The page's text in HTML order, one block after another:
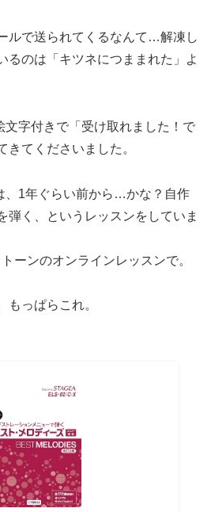
ルで送られてくるなんて…解凍し
るのは「キツネにつままれた」よ
文字付きで「受け取れました！で
きてくださいました。
、1年ぐらい前から…かな？自作
弾く、というレッスンをしていま
ーンのオンラインレッスンで。
もっぱらこれ。